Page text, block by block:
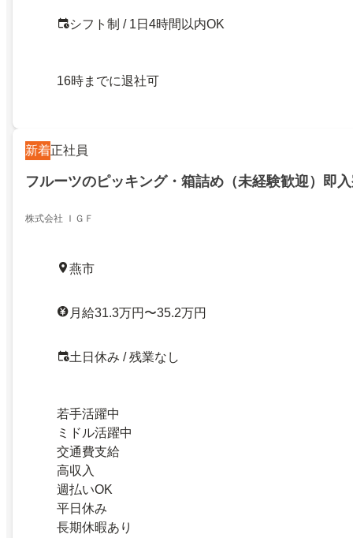
シフト制 / 1日4時間以内OK
16時までに退社可
新着正社員
フルーツのピッキング・箱詰め（未経験歓迎）即
株式会社 ＩＧＦ
燕市
月給31.3万円〜35.2万円
土日休み / 残業なし
若手活躍中
ミドル活躍中
交通費支給
高収入
週払いOK
平日休み
長期休暇あり